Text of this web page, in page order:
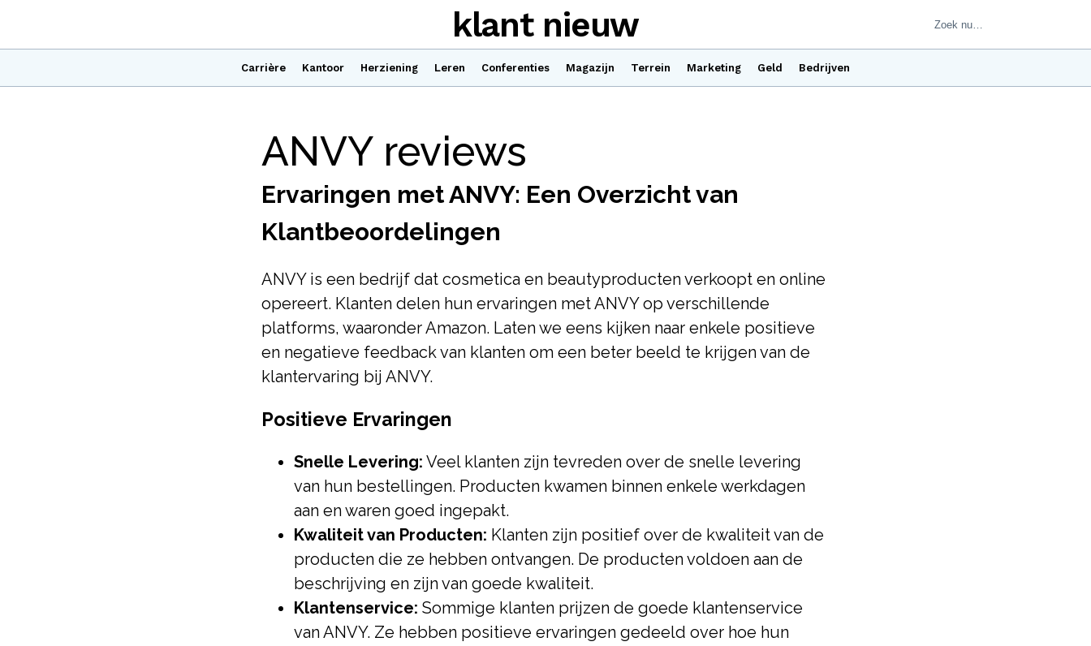
Carrière Kantoor Herziening Leren Conferenties Magazijn Terrein Marketing Geld Bedrijven
klant nieuw
ANVY reviews
Ervaringen met ANVY: Een Overzicht van
Klantbeoordelingen
ANVY is een bedrijf dat cosmetica en beautyproducten verkoopt en online
opereert. Klanten delen hun ervaringen met ANVY op verschillende
platforms, waaronder Amazon. Laten we eens kijken naar enkele positieve
en negatieve feedback van klanten om een beter beeld te krijgen van de
klantervaring bij ANVY.
Positieve Ervaringen
Snelle Levering: Veel klanten zijn tevreden over de snelle levering
van hun bestellingen. Producten kwamen binnen enkele werkdagen
aan en waren goed ingepakt.
Kwaliteit van Producten: Klanten zijn positief over de kwaliteit van de
producten die ze hebben ontvangen. De producten voldoen aan de
beschrijving en zijn van goede kwaliteit.
Klantenservice: Sommige klanten prijzen de goede klantenservice
van ANVY. Ze hebben positieve ervaringen gedeeld over hoe hun